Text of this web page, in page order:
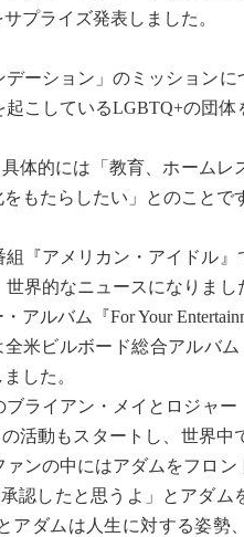
プライズ発表しました。
ーション」のミッション
こしているLGBTQ+の団
体的には「教育、ホームレ
もたらしたい」とのことで
『アメリカン・アイドル』
界的なニュースになりま
ルバム『For Your
全米ビルボード総合アルバ
した。
ライアン・メイとロジャー
活動もスタートし、世界中
ァンの中にはアダムをフロ
認したと思うよ」とアダム
アダムは人生に対する姿勢